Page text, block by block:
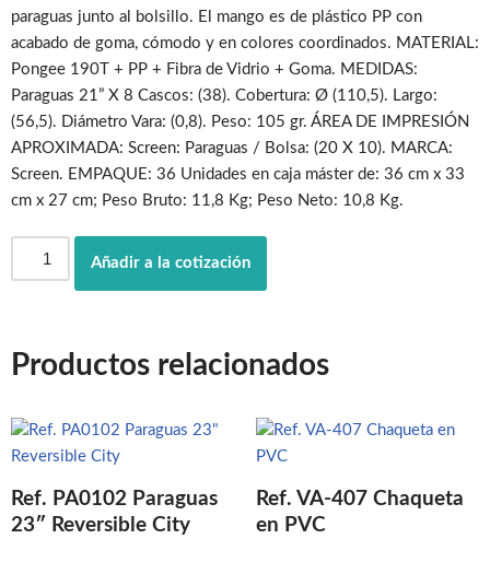
paraguas junto al bolsillo. El mango es de plástico PP con
acabado de goma, cómodo y en colores coordinados. MATERIAL:
Pongee 190T + PP + Fibra de Vidrio + Goma. MEDIDAS:
Paraguas 21” X 8 Cascos: (38). Cobertura: Ø (110,5). Largo:
(56,5). Diámetro Vara: (0,8). Peso: 105 gr. ÁREA DE IMPRESIÓN
APROXIMADA: Screen: Paraguas / Bolsa: (20 X 10). MARCA:
Screen. EMPAQUE: 36 Unidades en caja máster de: 36 cm x 33
cm x 27 cm; Peso Bruto: 11,8 Kg; Peso Neto: 10,8 Kg.
Añadir a la cotización
Productos relacionados
Ref. PA0102 Paraguas
23″ Reversible City
Ref. VA-407 Chaqueta
en PVC